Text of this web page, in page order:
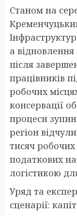
Станом на
а
після
працівників
робочих
консервації
процеси
регіон
тисяч
податкових
логістикою
Уряд та
сценарії: